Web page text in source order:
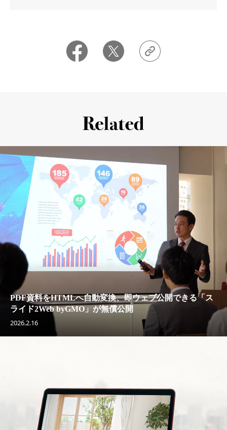
PDF資料をHTMLへ自動変換、即ウェブ公開できる「ス
ライド2Web byGMO」が無償公開
2026.2.16